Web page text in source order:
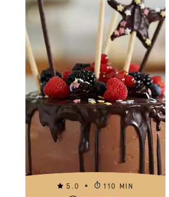
5.0
110 MIN